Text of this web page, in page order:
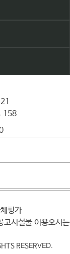
158
체평가
고 시설물 이용
오시
RESERVED.